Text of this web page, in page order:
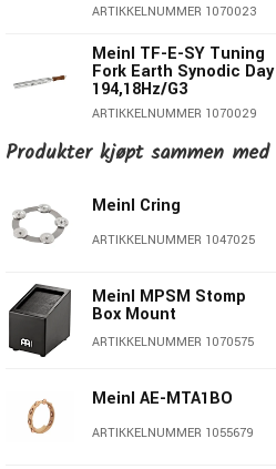
ARTIKKELNUMMER 1070023
Meinl TF-E-SY Tuning
Fork Earth Synodic Day
194,18Hz/G3
ARTIKKELNUMMER 1070029
Meinl TF-MA Tuning
ARTIKKELNUMMER 1070086
141,27Hz/C3#
ARTIKKELNUMMER 1070087
221,23Hz/A3
Produkter kjøpt sammen med
Meinl Cring
ARTIKKELNUMMER 1047025
Meinl MPSM Stomp
Box Mount
ARTIKKELNUMMER 1070575
Meinl AE-MTA1BO
ARTIKKELNUMMER 1055679